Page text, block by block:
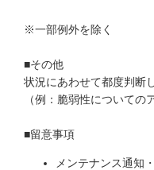
※一部例外を除く
■その他
状況にあわせて都度判断
（例：脆弱性についての
■留意事項
メンテナンス通知